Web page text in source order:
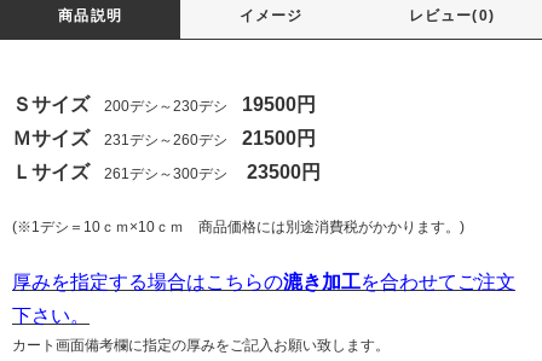
商品説明 イメージ レビュー(0)
Ｓサイズ 200デシ～230デシ 19500円
Ｍサイズ 231デシ～260デシ 21500円
Ｌサイズ 261デシ～300デシ 23500円
(※1デシ＝10ｃｍ×10ｃｍ 商品価格には別途消費税がかかります。)
厚みを指定する場合はこちらの漉き加工を合わせてご注文
下さい。
カート画面備考欄に指定の厚みをご記入お願い致します。